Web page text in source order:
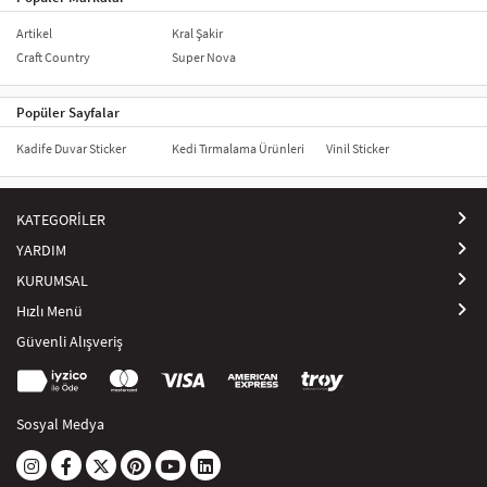
Artikel
Craft Country
Kral Şakir
Super Nova
Popüler Sayfalar
Kadife Duvar Sticker Kedi Tırmalama Ürünleri Vinil Sticker
KATEGORİLER
YARDIM
KURUMSAL
Hızlı Menü
Güvenli Alışveriş
Sosyal Medya